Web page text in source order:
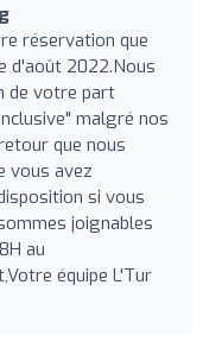
réservation que
d'août 2022.Nous
de votre part
malgré nos
que nous
vous avez
si vous
joignables
au
équipe L'Tur